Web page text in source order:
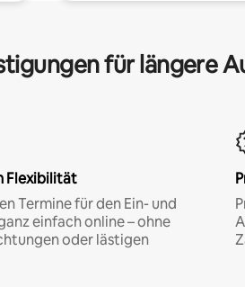
für längere
Flexibilität
Termine für den Ein- und
einfach online – ohne
oder lästigen